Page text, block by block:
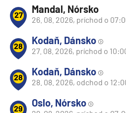
27 Mandal, Nórsko
26. 08. 2026, príchod o
28 Kodaň, Dánsko
27. 08. 2026, príchod o
28 Kodaň, Dánsko
28. 08. 2026, odchod o
29 Oslo, Nórsko